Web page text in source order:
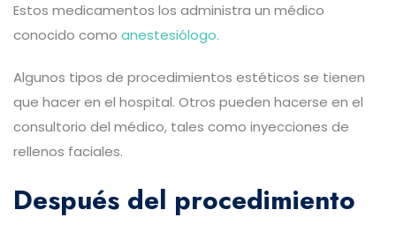
Estos medicamentos los administra un médico
conocido como anestesiólogo.
Algunos tipos de procedimientos estéticos se tienen
que hacer en el hospital. Otros pueden hacerse en el
consultorio del médico, tales como inyecciones de
rellenos faciales.
Después del procedimiento